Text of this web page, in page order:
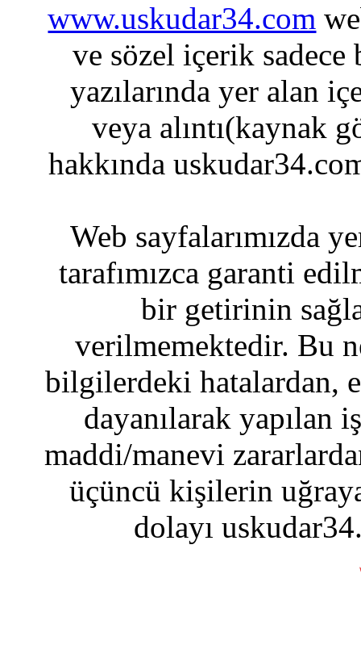
www.uskudar34.com
ve sözel içerik sadece
yazılarında yer alan
veya alıntı(kaynak
hakkında
Web sayfalarımızda
tarafımızca garanti
bir getirinin
verilmemektedir. Bu
bilgilerdeki hatalardan,
dayanılarak yapılan
maddi/manevi
üçüncü kişilerin
dolayı